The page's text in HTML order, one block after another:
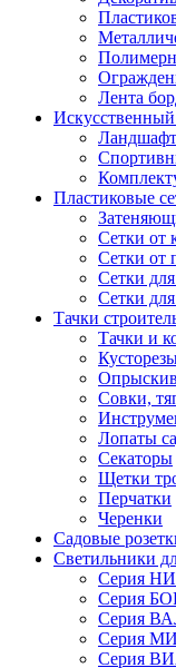
Лента
Искусственный
Пластиковые
Сетки от
Сетки от
Сетки
Сетки
Тачки
Тачки и
Совки,
Лопаты
Секаторы
Щетки
Перчатки
Черенки
Садовые
Светильники
Серия
Серия
Серия
Серия
Серия